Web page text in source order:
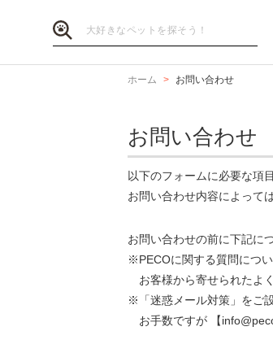
ホーム お問い合わせ
お問い合わせ
以下のフォームに必要な項
お問い合わせ内容によって
お問い合わせの前に下記に
※PECOに関する質問につ
お客様から寄せられたよ
※「迷惑メール対策」をご
お手数ですが 【